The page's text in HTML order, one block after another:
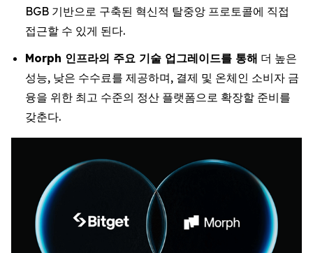
BGB 기반으로 구축된 혁신적 탈중앙 프로토콜에 직접
접근할 수 있게 된다.
Morph 인프라의 주요 기술 업그레이드를 통해 더 높은
성능, 낮은 수수료를 제공하며, 결제 및 온체인 소비자 금
융을 위한 최고 수준의 정산 플랫폼으로 확장할 준비를
갖춘다.